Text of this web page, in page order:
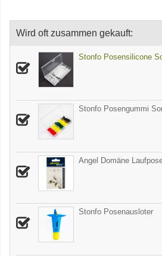
Wird oft zusammen gekauft:
Stonfo Posensilicone
Stonfo Posengummi
Angel Domäne
Stonfo Posenausloter